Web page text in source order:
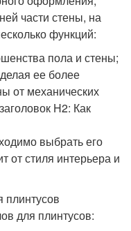
части стены, на
функций:
пола и стены;
ее более
от механических
H2: Как
выбрать его
от стиля интерьера и
плинтусов
для плинтусов: